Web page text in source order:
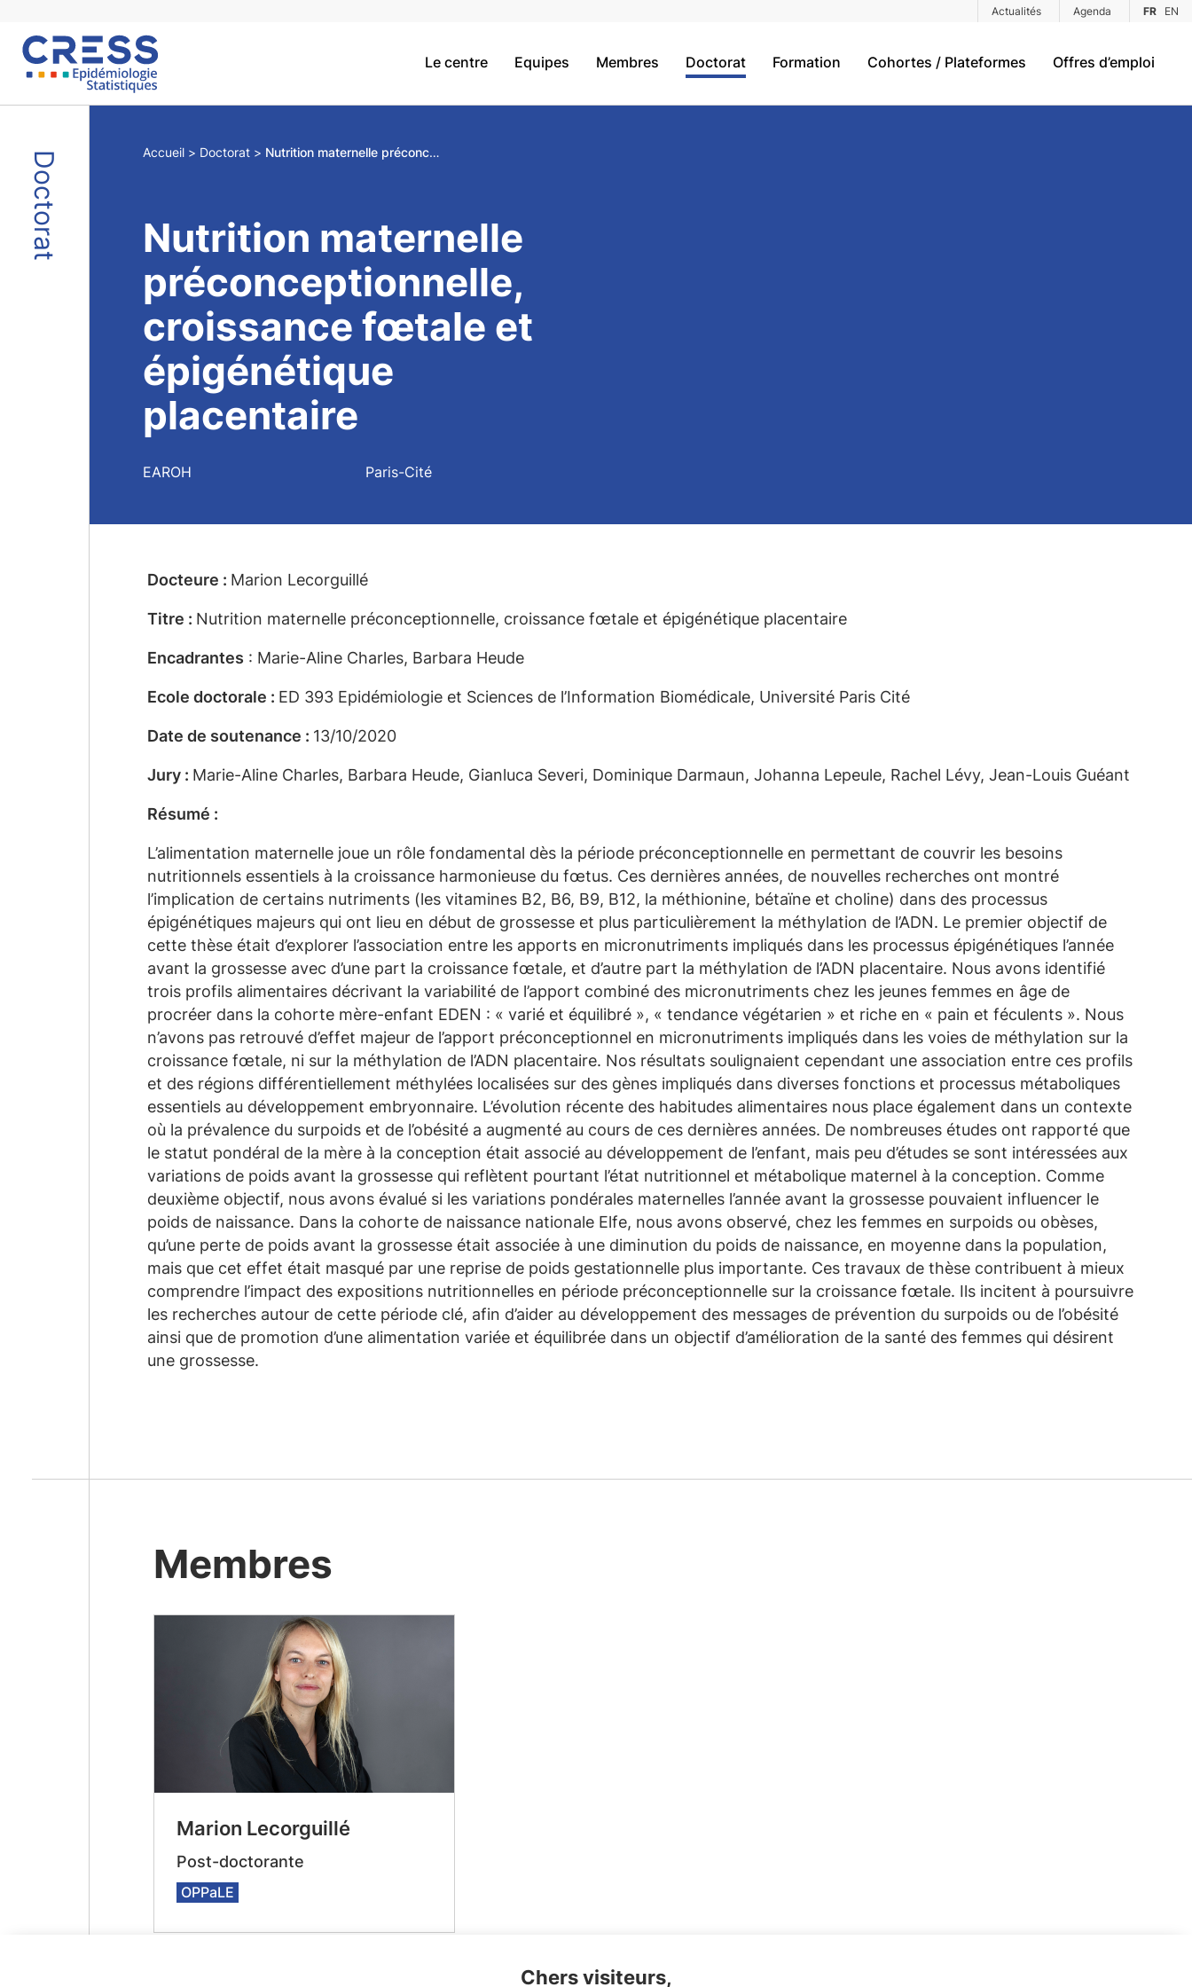
Actualités Agenda FR EN
Le centre Equipes Membres Doctorat Formation Cohortes / Plateformes Offres d’emploi
Doctorat Accueil Doctorat Nutrition maternelle préconceptionnelle, croissance fœtale et épigénétique placentaire
Nutrition maternelle
préconceptionnelle,
croissance fœtale et
épigénétique
placentaire
EAROH Paris-Cité
Docteure : Marion Lecorguillé
Titre : Nutrition maternelle préconceptionnelle, croissance fœtale et épigénétique placentaire
Encadrantes : Marie-Aline Charles, Barbara Heude
Ecole doctorale : ED 393 Epidémiologie et Sciences de l’Information Biomédicale, Université Paris Cité
Date de soutenance : 13/10/2020
Jury : Marie-Aline Charles, Barbara Heude, Gianluca Severi, Dominique Darmaun, Johanna Lepeule, Rachel Lévy, Jean-Louis Guéant
Résumé :
L’alimentation maternelle joue un rôle fondamental dès la période préconceptionnelle en permettant de couvrir les besoins
nutritionnels essentiels à la croissance harmonieuse du fœtus. Ces dernières années, de nouvelles recherches ont montré
l’implication de certains nutriments (les vitamines B2, B6, B9, B12, la méthionine, bétaïne et choline) dans des processus
épigénétiques majeurs qui ont lieu en début de grossesse et plus particulièrement la méthylation de l’ADN. Le premier objectif de
cette thèse était d’explorer l’association entre les apports en micronutriments impliqués dans les processus épigénétiques l’année
avant la grossesse avec d’une part la croissance fœtale, et d’autre part la méthylation de l’ADN placentaire. Nous avons identifié
trois profils alimentaires décrivant la variabilité de l’apport combiné des micronutriments chez les jeunes femmes en âge de
procréer dans la cohorte mère-enfant EDEN : « varié et équilibré », « tendance végétarien » et riche en « pain et féculents ». Nous
n’avons pas retrouvé d’effet majeur de l’apport préconceptionnel en micronutriments impliqués dans les voies de méthylation sur la
croissance fœtale, ni sur la méthylation de l’ADN placentaire. Nos résultats soulignaient cependant une association entre ces profils
et des régions différentiellement méthylées localisées sur des gènes impliqués dans diverses fonctions et processus métaboliques
essentiels au développement embryonnaire. L’évolution récente des habitudes alimentaires nous place également dans un contexte
où la prévalence du surpoids et de l’obésité a augmenté au cours de ces dernières années. De nombreuses études ont rapporté que
le statut pondéral de la mère à la conception était associé au développement de l’enfant, mais peu d’études se sont intéressées aux
variations de poids avant la grossesse qui reflètent pourtant l’état nutritionnel et métabolique maternel à la conception. Comme
deuxième objectif, nous avons évalué si les variations pondérales maternelles l’année avant la grossesse pouvaient influencer le
poids de naissance. Dans la cohorte de naissance nationale Elfe, nous avons observé, chez les femmes en surpoids ou obèses,
qu’une perte de poids avant la grossesse était associée à une diminution du poids de naissance, en moyenne dans la population,
mais que cet effet était masqué par une reprise de poids gestationnelle plus importante. Ces travaux de thèse contribuent à mieux
comprendre l’impact des expositions nutritionnelles en période préconceptionnelle sur la croissance fœtale. Ils incitent à poursuivre
les recherches autour de cette période clé, afin d’aider au développement des messages de prévention du surpoids ou de l’obésité
ainsi que de promotion d’une alimentation variée et équilibrée dans un objectif d’amélioration de la santé des femmes qui désirent
une grossesse.
Membres
Marion Lecorguillé
Post-doctorante
OPPaLE
Chers visiteurs,